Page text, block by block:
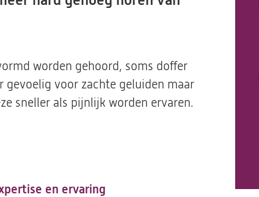
worden gehoord, soms doffer
gevoelig voor zachte geluiden maar
sneller als pijnlijk worden ervaren.
en ervaring